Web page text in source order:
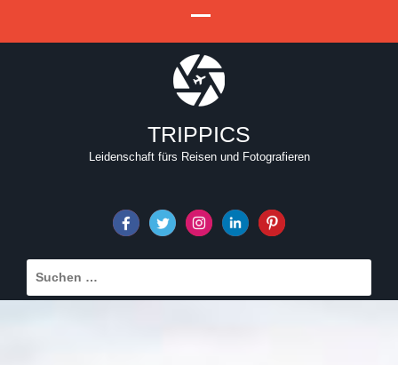
TRIPPICS
Leidenschaft fürs Reisen und Fotografieren
nach: